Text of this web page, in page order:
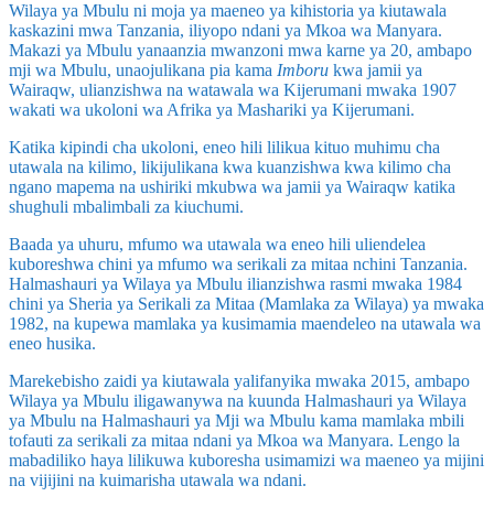
Wilaya ya Mbulu ni moja ya maeneo ya kihistoria ya kiutawala
kaskazini mwa Tanzania, iliyopo ndani ya Mkoa wa Manyara.
Makazi ya Mbulu yanaanzia mwanzoni mwa karne ya 20, ambapo
mji wa Mbulu, unaojulikana pia kama Imboru kwa jamii ya
Wairaqw, ulianzishwa na watawala wa Kijerumani mwaka 1907
wakati wa ukoloni wa Afrika ya Mashariki ya Kijerumani.
Katika kipindi cha ukoloni, eneo hili lilikua kituo muhimu cha
utawala na kilimo, likijulikana kwa kuanzishwa kwa kilimo cha
ngano mapema na ushiriki mkubwa wa jamii ya Wairaqw katika
shughuli mbalimbali za kiuchumi.
Baada ya uhuru, mfumo wa utawala wa eneo hili uliendelea
kuboreshwa chini ya mfumo wa serikali za mitaa nchini Tanzania.
Halmashauri ya Wilaya ya Mbulu ilianzishwa rasmi mwaka 1984
chini ya Sheria ya Serikali za Mitaa (Mamlaka za Wilaya) ya mwaka
1982, na kupewa mamlaka ya kusimamia maendeleo na utawala wa
eneo husika.
Marekebisho zaidi ya kiutawala yalifanyika mwaka 2015, ambapo
Wilaya ya Mbulu iligawanywa na kuunda Halmashauri ya Wilaya
ya Mbulu na Halmashauri ya Mji wa Mbulu kama mamlaka mbili
tofauti za serikali za mitaa ndani ya Mkoa wa Manyara. Lengo la
mabadiliko haya lilikuwa kuboresha usimamizi wa maeneo ya mijini
na vijijini na kuimarisha utawala wa ndani.